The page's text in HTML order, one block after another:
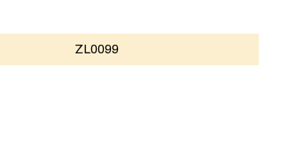
ZL0099